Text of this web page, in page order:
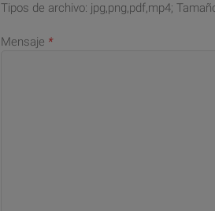
Tipos de archivo: jpg,png,pdf,mp4;
Mensaje *